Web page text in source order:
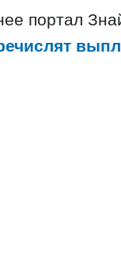
портал